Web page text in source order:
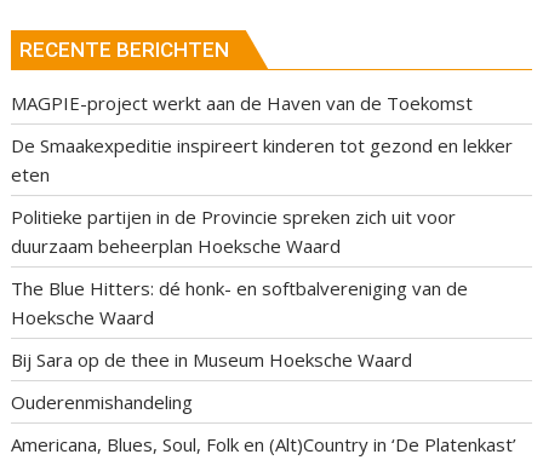
RECENTE BERICHTEN
MAGPIE-project werkt aan de Haven van de Toekomst
De Smaakexpeditie inspireert kinderen tot gezond en lekker
eten
Politieke partijen in de Provincie spreken zich uit voor
duurzaam beheerplan Hoeksche Waard
The Blue Hitters: dé honk- en softbalvereniging van de
Hoeksche Waard
Bij Sara op de thee in Museum Hoeksche Waard
Ouderenmishandeling
Americana, Blues, Soul, Folk en (Alt)Country in ‘De Platenkast’